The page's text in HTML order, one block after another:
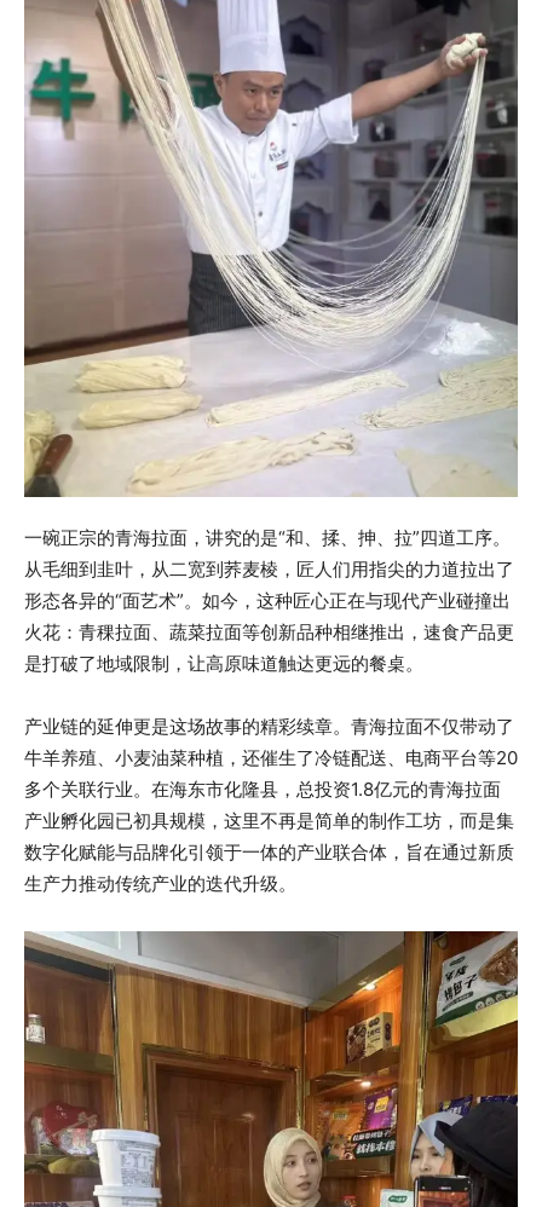
一碗正宗的青海拉面，讲究的是“和、揉、抻、拉”四道工序。
从毛细到韭叶，从二宽到荞麦棱，匠人们用指尖的力道拉出了
形态各异的“面艺术”。如今，这种匠心正在与现代产业碰撞出
火花：青稞拉面、蔬菜拉面等创新品种相继推出，速食产品更
是打破了地域限制，让高原味道触达更远的餐桌。
产业链的延伸更是这场故事的精彩续章。青海拉面不仅带动了
牛羊养殖、小麦油菜种植，还催生了冷链配送、电商平台等20
多个关联行业。在海东市化隆县，总投资1.8亿元的青海拉面
产业孵化园已初具规模，这里不再是简单的制作工坊，而是集
数字化赋能与品牌化引领于一体的产业联合体，旨在通过新质
生产力推动传统产业的迭代升级。